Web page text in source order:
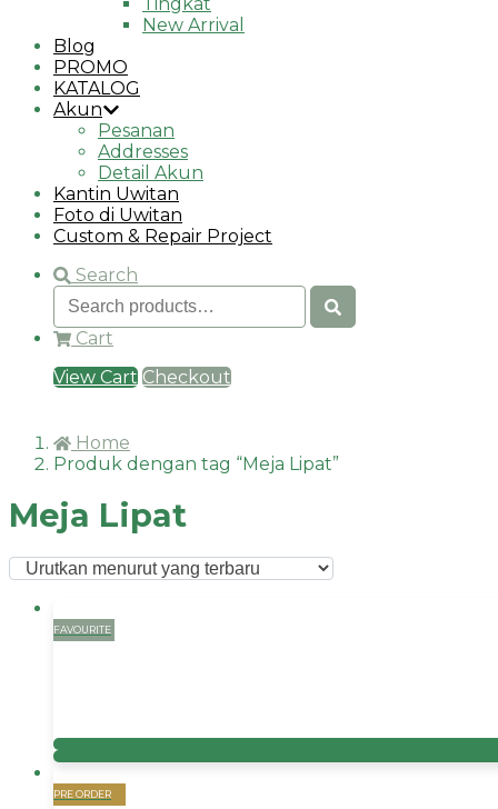
New Arrival
Blog
PROMO
KATALOG
Akun
Pesanan
Addresses
Detail Akun
Kantin Uwitan
Foto di Uwitan
Custom & Repair Project
Search
Cart
View Cart Checkout
Home
Produk dengan tag “Meja Lipat”
Meja Lipat
FAVOURITE
PRE ORDER